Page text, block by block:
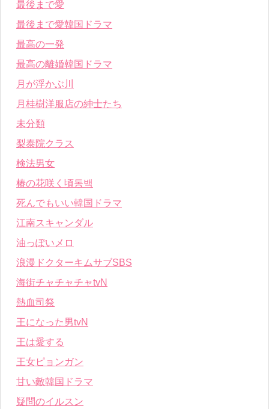
最後まで愛
最後まで愛韓国ドラマ
最高の一発
最高の離婚韓国ドラマ
月が浮かぶ川
月桂樹洋服店の紳士たち
未分類
梨泰院クラス
検法男女
椿の花咲く頃동백
死んでもいい韓国ドラマ
江南スキャンダル
油っぽいメロ
浪漫ドクターキムサブSBS
海街チャチャチャtvN
熱血司祭
王になった男tvN
王は愛する
王女ピョンガン
甘い敵韓国ドラマ
疑問のイルスン